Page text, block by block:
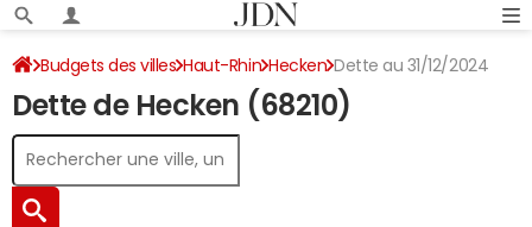
Budgets des villes Haut-Rhin Hecken Dette au 31/12/2024
Dette de Hecken (68210)